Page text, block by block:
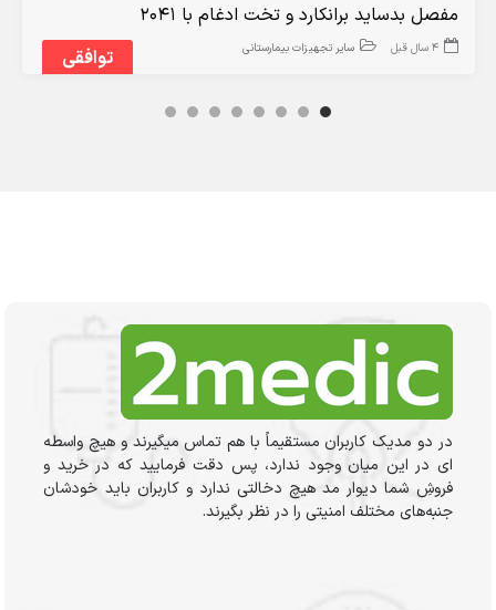
توافقی
مفصل بدساید برانکارد و تخت ادغام با 2041
4 سال قبل سایر تجهیزات بیمارستانی
در دو مدیک کاربران مستقیماً با هم تماس میگیرند و هیچ واسطه
ای در این میان وجود ندارد، پس دقت فرمایید که در خرید و
فروشِ شما دیوار مد هیچ دخالتی ندارد و کاربران باید خودشان
جنبه‌های مختلف امنیتی را در نظر بگیرند.